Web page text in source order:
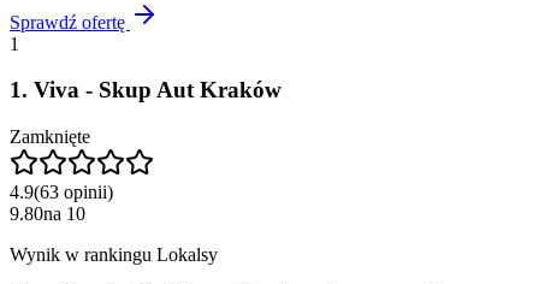
Sprawdź ofertę
1
1. Viva - Skup Aut Kraków
Zamknięte
4.9(63 opinii)
9.80na 10
Wynik w rankingu Lokalsy